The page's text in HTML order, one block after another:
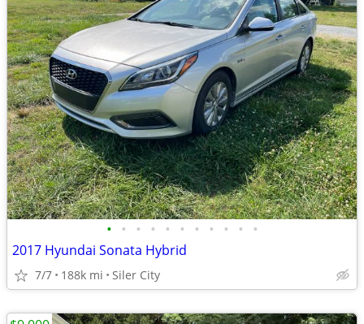
• • • • • • • • • • •
2017 Hyundai Sonata Hybrid
7/7 188k mi Siler City